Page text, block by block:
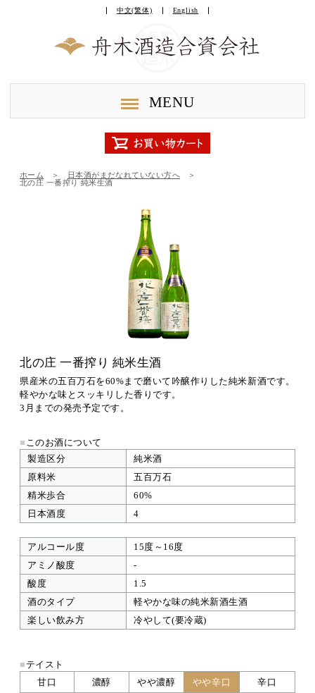
中文(繁体) English
MENU
ホーム ＞ 日本酒がまだなれていない方へ
＞
北の庄 一番搾り 純米生酒
北の庄 一番搾り 純米生酒
県産米の五百万石を60%まで磨いて吟醸作りした純米新酒です。
軽やかな味とスッキリした香りです。
3月までの発売予定です。
■ このお酒について
製造区分
純米酒
原料米
五百万石
精米歩合
60%
日本酒度
4
アルコール度
15度～16度
アミノ酸度
-
酸度
1.5
酒のタイプ
軽やかな味の純米新酒生酒
楽しい飲み方
冷やして(要冷蔵)
■ テイスト
甘口
濃醇 やや濃醇 やや辛口 辛口